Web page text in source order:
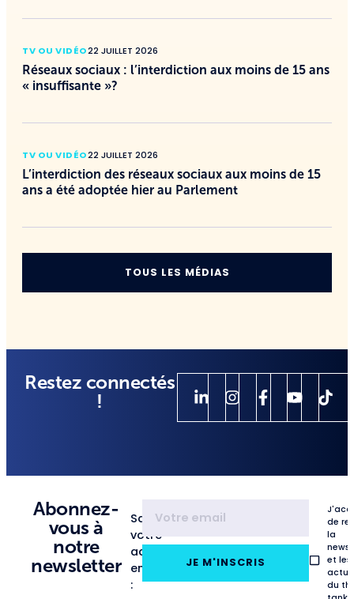
TV OU VIDÉO22 JUILLET 2026
Réseaux sociaux : l’interdiction aux moins de 15 ans
« insuffisante »?
TV OU VIDÉO22 JUILLET 2026
L’interdiction des réseaux sociaux aux moins de 15
ans a été adoptée hier au Parlement
TOUS LES MÉDIAS
Restez connectés
!
Abonnez-
vous à
notre
newsletter
Saisissez
votre
adresse
email
:
JE M'INSCRIS
de
la
et les
du